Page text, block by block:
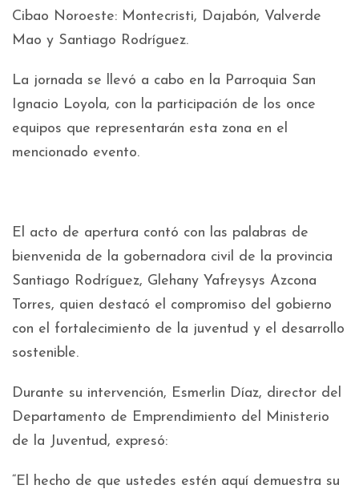
Cibao Noroeste: Montecristi, Dajabón, Valverde
Mao y Santiago Rodríguez.
La jornada se llevó a cabo en la Parroquia San
Ignacio Loyola, con la participación de los once
equipos que representarán esta zona en el
mencionado evento.
El acto de apertura contó con las palabras de
bienvenida de la gobernadora civil de la provincia
Santiago Rodríguez, Glehany Yafreysys Azcona
Torres, quien destacó el compromiso del gobierno
con el fortalecimiento de la juventud y el desarrollo
sostenible.
Durante su intervención, Esmerlin Díaz, director del
Departamento de Emprendimiento del Ministerio
de la Juventud, expresó:
“El hecho de que ustedes estén aquí demuestra su